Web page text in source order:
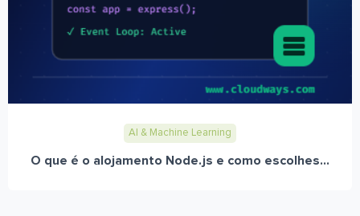
AI & Machine Learning
O que é o alojamento Node.js e como escolhes...